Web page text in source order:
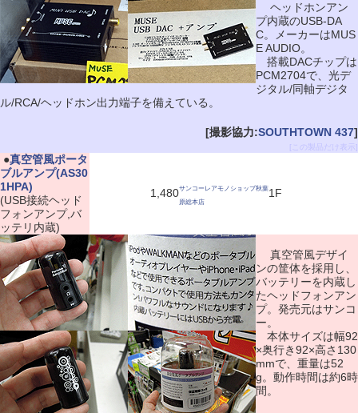
ヘッドホンアン
プ内蔵のUSB-DA
C。メーカーはMUS
E AUDIO。
搭載DACチップは
PCM2704で、光デ
ジタル/同軸デジタ
ル/RCA/ヘッドホン出力端子を備えている。
[撮影協力:SOUTHTOWN 437]
[この製品だけ表示]
●真空管風ポータ
ブルアンプ(AS30
1HPA)
(USB接続ヘッド
フォンアンプ,バ
ッテリ内蔵)
1,480サンコーレアモノショップ秋葉
原総本店
1F
真空管風デザイ
ンの筐体を採用し、
バッテリーを内蔵し
たヘッドフォンアン
プ。発売元はサンコ
ー。
本体サイズは幅92
×奥行き92×高さ130
mmで、重量は52
g。動作時間は約6時
間。